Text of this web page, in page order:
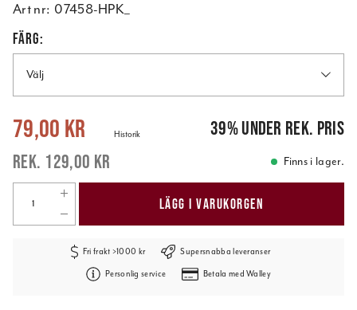
Art nr: 07458-HPK_
FÄRG:
Välj
Nuvarande pris: 129,00 kr
79,00 kr
129,00 kr
Historik 39%under rek. pris
Finns i lager.
LÄGG I VARUKORGEN
Fri frakt >1000 kr Supersnabba leveranser
Personlig service Betala med Walley